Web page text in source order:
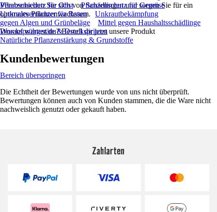
Verabschieden Sie sich von Schädlingen und sorgen Sie für ein
optimales Pflanzenwachstum.
Worauf wartest du? Bestell dir jetzt unsere Produkt
Pflanzenschutz für Obst
Pflanzenschutz für Gemüse
Unkrautvernichter für Rasen
Unkrautbekämpfung
gegen Algen und Grünbeläge
Mittel gegen Haushaltsschädlinge
Drucksprühgeräte & Druckspritzen
Natürliche Pflanzenstärkung & Grundstoffe
Kundenbewertungen
Bereich überspringen
Die Echtheit der Bewertungen wurde von uns nicht überprüft.
Bewertungen können auch von Kunden stammen, die die Ware nicht
nachweislich genutzt oder gekauft haben.
Zahlarten